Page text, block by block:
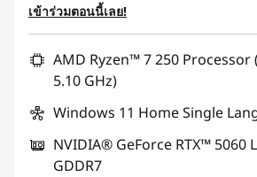
ใช้ eCoupon :
เข้าร่วมตอนนี้เลย!
AMD Ryzen™ 7 250 Processor
5.10 GHz)
Windows 11 Home Single
NVIDIA® GeForce RTX™ 5060
GDDR7